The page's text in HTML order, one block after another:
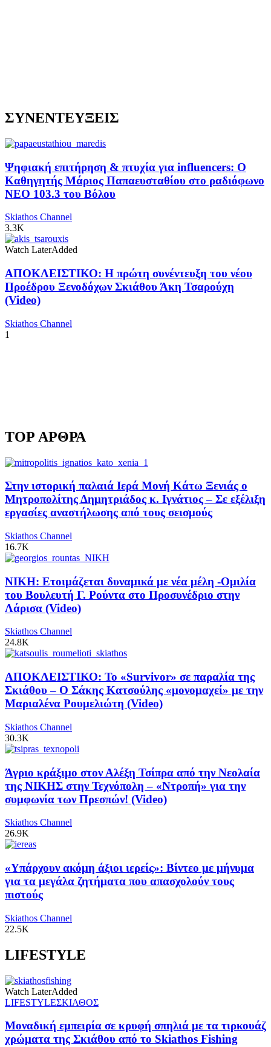
ΣΥΝΕΝΤΕΥΞΕΙΣ
Ψηφιακή επιτήρηση & πτυχία για influencers: Ο
Καθηγητής Μάριος Παπαευσταθίου στο ραδιόφωνο
NEO 103.3 του Βόλου
Skiathos Channel
3.3K
Watch LaterAdded
ΑΠΟΚΛΕΙΣΤΙΚΟ: Η πρώτη συνέντευξη του νέου
Προέδρου Ξενοδόχων Σκιάθου Άκη Τσαρούχη
(Video)
Skiathos Channel
1
TOP ΑΡΘΡΑ
Στην ιστορική παλαιά Ιερά Μονή Κάτω Ξενιάς ο
Μητροπολίτης Δημητριάδος κ. Ιγνάτιος – Σε εξέλιξη
εργασίες αναστήλωσης από τους σεισμούς
Skiathos Channel
16.7K
ΝΙΚΗ: Ετοιμάζεται δυναμικά με νέα μέλη -Ομιλία
του Βουλευτή Γ. Ρούντα στο Προσυνέδριο στην
Λάρισα (Video)
Skiathos Channel
24.8K
ΑΠΟΚΛΕΙΣΤΙΚΟ: Το «Survivor» σε παραλία της
Σκιάθου – Ο Σάκης Κατσούλης «μονομαχεί» με την
Μαριαλένα Ρουμελιώτη (Video)
Skiathos Channel
30.3K
Άγριο κράξιμο στον Αλέξη Τσίπρα από την Νεολαία
της ΝΙΚΗΣ στην Τεχνόπολη – «Ντροπή» για την
συμφωνία των Πρεσπών! (Video)
Skiathos Channel
26.9K
«Υπάρχουν ακόμη άξιοι ιερείς»: Βίντεο με μήνυμα
για τα μεγάλα ζητήματα που απασχολούν τους
πιστούς
Skiathos Channel
22.5K
LIFESTYLE
Watch LaterAdded
LIFESTYLEΣΚΙΑΘΟΣ
Μοναδική εμπειρία σε κρυφή σπηλιά με τα τιρκουάζ
χρώματα της Σκιάθου από το Skiathos Fishing